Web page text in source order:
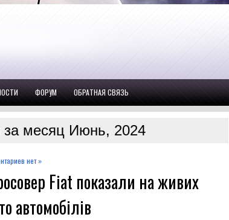
ФОРУМ ОБРАТНАЯ СВЯЗЬ
месяц Июнь, 2024
нет »
Fiat показали на живих
автомобілів